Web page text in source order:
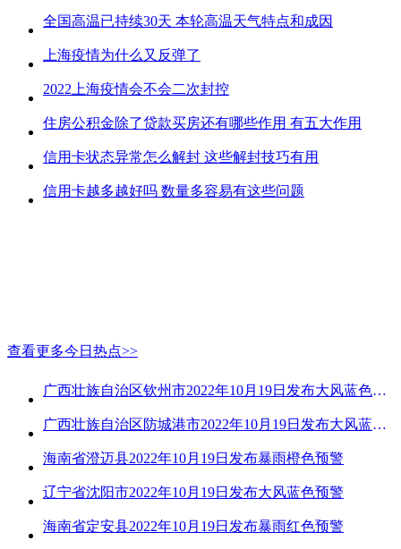
全国高温已持续30天 本轮高温天气特点和成因
上海疫情为什么又反弹了
2022上海疫情会不会二次封控
住房公积金除了贷款买房还有哪些作用 有五大作用
信用卡状态异常怎么解封 这些解封技巧有用
信用卡越多越好吗 数量多容易有这些问题
查看更多今日热点>>
广西壮族自治区钦州市2022年10月19日发布大风蓝色预警
广西壮族自治区防城港市2022年10月19日发布大风蓝色预警
海南省澄迈县2022年10月19日发布暴雨橙色预警
辽宁省沈阳市2022年10月19日发布大风蓝色预警
海南省定安县2022年10月19日发布暴雨红色预警